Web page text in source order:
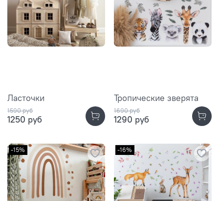
Ласточки
1590 руб
1250 руб
Тропические зверята
1690 руб
1290 руб
-15% -16%